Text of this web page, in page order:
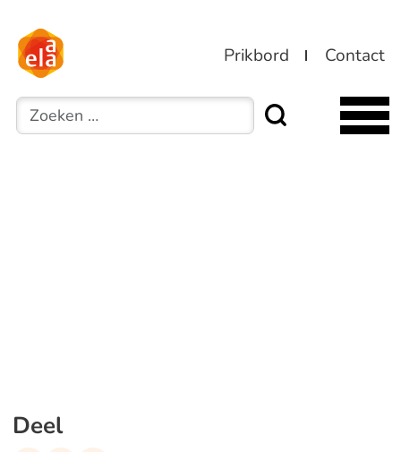
Prikbord Contact
Zoeken
Deel